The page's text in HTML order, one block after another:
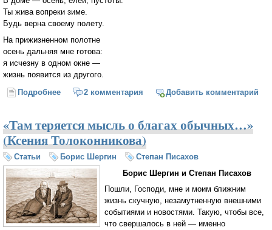
Ты жива вопреки зиме.
Будь верна своему полету.
На прижизненном полотне
осень дальняя мне готова:
я исчезну в одном окне —
жизнь появится из другого.
Подробнее о Календарный, густой елей
2 комментария Добавить комментарий
«Там теряется мысль о благах обычных…»
(Ксения Толоконникова)
Статьи Борис Шергин
Степан Писахов
Борис Шергин и Степан Писахов
Пошли, Господи, мне и моим ближним
жизнь скучную, незамутненную внешними
событиями и новостями. Такую, чтобы все,
что свершалось в ней — именно